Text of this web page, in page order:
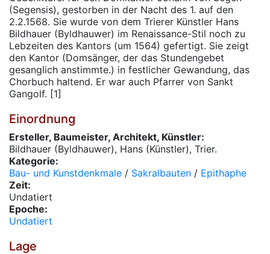
(Segensis), gestorben in der Nacht des 1. auf den
2.2.1568. Sie wurde von dem Trierer Künstler Hans
Bildhauer (Byldhauwer) im Renaissance-Stil noch zu
Lebzeiten des Kantors (um 1564) gefertigt. Sie zeigt
den Kantor (Domsänger, der das Stundengebet
gesanglich anstimmte.) in festlicher Gewandung, das
Chorbuch haltend. Er war auch Pfarrer von Sankt
Gangolf. [1]
Einordnung
Ersteller, Baumeister, Architekt, Künstler:
Bildhauer (Byldhauwer), Hans (Künstler), Trier.
Kategorie:
Bau- und Kunstdenkmale / Sakralbauten / Epithaphe
Zeit:
Undatiert
Epoche:
Undatiert
Lage